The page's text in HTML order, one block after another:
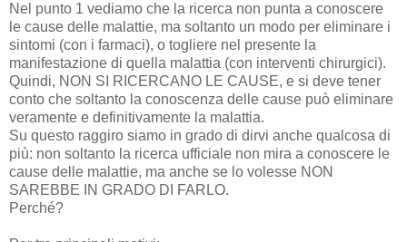
Nel punto 1 vediamo che la ricerca non punta a conoscere
le cause delle malattie, ma soltanto un modo per eliminare i
sintomi (con i farmaci), o togliere nel presente la
manifestazione di quella malattia (con interventi chirurgici).
Quindi, NON SI RICERCANO LE CAUSE, e si deve tener
conto che soltanto la conoscenza delle cause può eliminare
veramente e definitivamente la malattia.
Su questo raggiro siamo in grado di dirvi anche qualcosa di
più: non soltanto la ricerca ufficiale non mira a conoscere le
cause delle malattie, ma anche se lo volesse NON
SAREBBE IN GRADO DI FARLO.
Perché?